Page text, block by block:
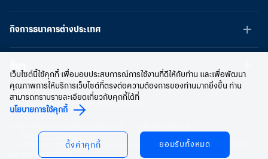
กิจการธนาคารต่างประเทศ
สงวนลิขสิทธิ์ พ.ศ.2566 บมจ.ธนาคารกรุงเทพ
เงื่อนไขการใช้เว็บไซต์
เว็บไซต์ธนาคารกรุงเทพ ใช้งานได้ดีบนบราวเซอร์ Google Chrome, Firefox, Safari
และ Microsoft Edge
เว็บไซต์นี้ใช้คุกกี้ เพื่อมอบประสบการณ์การใช้งานที่ดีให้กับท่าน และเพื่อพัฒนา
คุณภาพการให้บริการเว็บไซต์ที่ตรงต่อความต้องการของท่านมากยิ่งขึ้น ท่าน
สามารถทราบรายละเอียดเกี่ยวกับคุกกี้ได้ที่
นโยบายการใช้คุกกี้
ตั้งค่าคุกกี้ ยอมรับทั้งหมด